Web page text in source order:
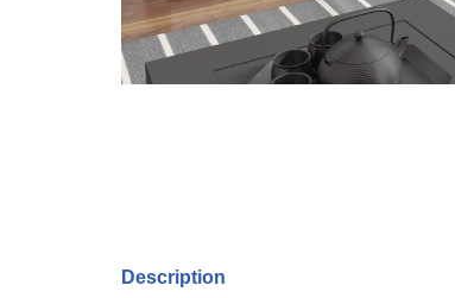
Description